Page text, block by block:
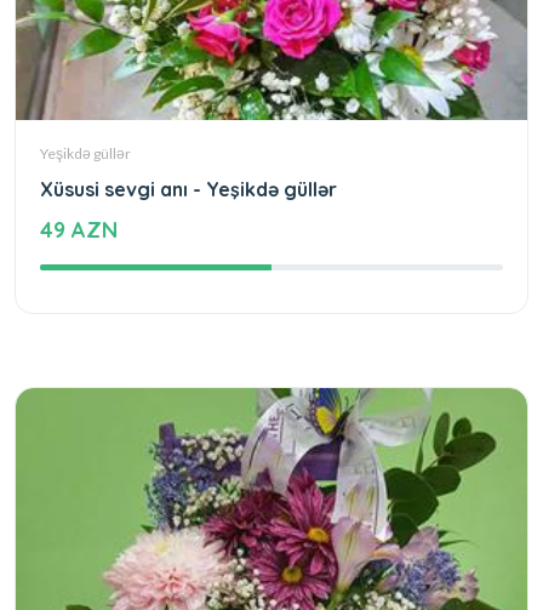
Yeşikdə güllər
Xüsusi sevgi anı - Yeşikdə güllər
49 AZN